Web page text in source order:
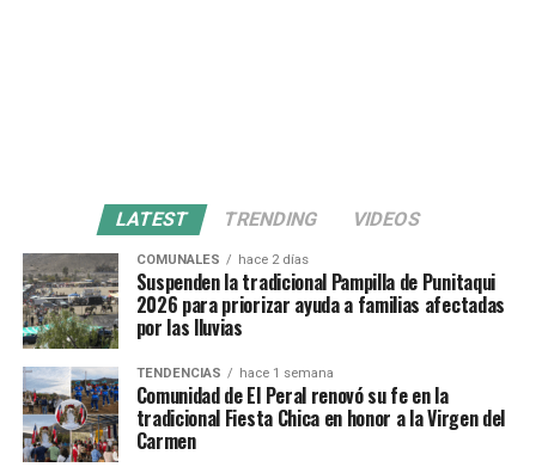
LATEST TRENDING VIDEOS
COMUNALES hace 2 días
Suspenden la tradicional Pampilla de Punitaqui
2026 para priorizar ayuda a familias afectadas
por las lluvias
TENDENCIAS hace 1 semana
Comunidad de El Peral renovó su fe en la
tradicional Fiesta Chica en honor a la Virgen del
Carmen